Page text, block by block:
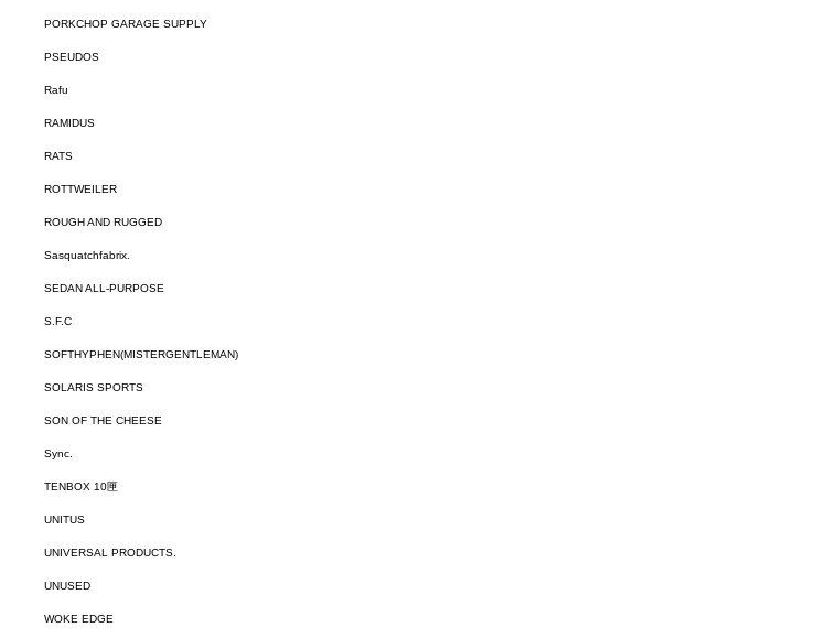
PORKCHOP GARAGE SUPPLY
PSEUDOS
Rafu
RAMIDUS
RATS
ROTTWEILER
ROUGH AND RUGGED
Sasquatchfabrix.
SEDAN ALL-PURPOSE
S.F.C
SOFTHYPHEN(MISTERGENTLEMAN)
SOLARIS SPORTS
SON OF THE CHEESE
Sync.
TENBOX 10匣
UNITUS
UNIVERSAL PRODUCTS.
UNUSED
WOKE EDGE